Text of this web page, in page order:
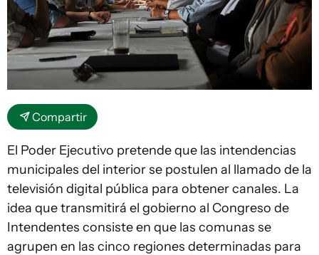
Compartir
El Poder Ejecutivo pretende que las intendencias
municipales del interior se postulen al llamado de la
televisión digital pública para obtener canales. La
idea que transmitirá el gobierno al Congreso de
Intendentes consiste en que las comunas se
agrupen en las cinco regiones determinadas para